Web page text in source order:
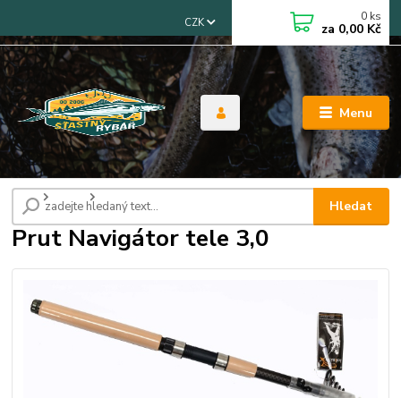
Menu
CZK
Hledat
0 ks
za 0,00 Kč
Úvod Pruty Prut Navigátor tele 3,0
Prut Navigátor tele 3,0